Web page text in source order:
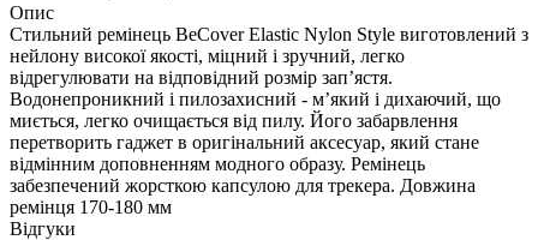
Опис
Стильний ремінець BeCover Elastic Nylon Style виготовлений з
нейлону високої якості, міцний і зручний, легко
відрегулювати на відповідний розмір зап’ястя.
Водонепроникний і пилозахисний - м’який і дихаючий, що
миється, легко очищається від пилу. Його забарвлення
перетворить гаджет в оригінальний аксесуар, який стане
відмінним доповненням модного образу. Ремінець
забезпечений жорсткою капсулою для трекера. Довжина
ремінця 170-180 мм
Відгуки